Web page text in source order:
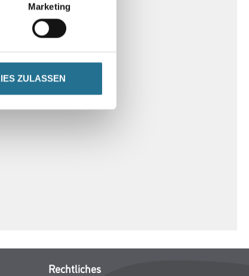
Marketing
ZULASSEN
Rechtliches